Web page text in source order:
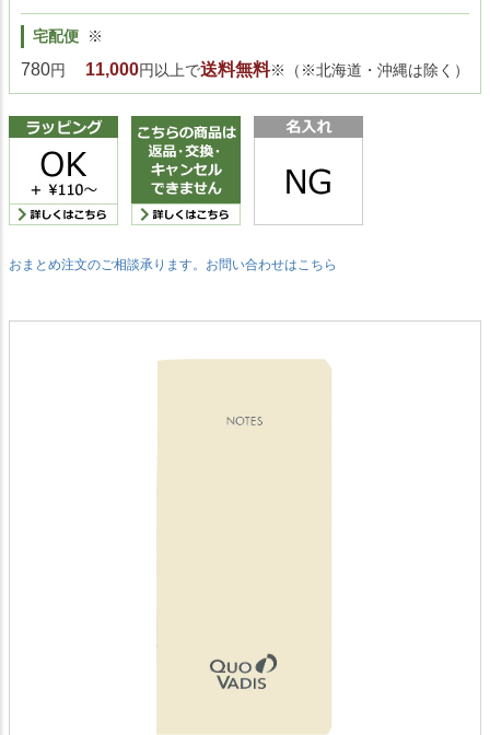
宅配便
780円
※
11,000円以上で送料無料※（※北海道・沖縄は除く）
おまとめ注文のご相談承ります。お問い合わせはこちら